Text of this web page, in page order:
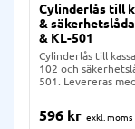
Cylinderlås till
&
& KL-501
Cylinderlås till
102 och
501. Levereras
596 kr